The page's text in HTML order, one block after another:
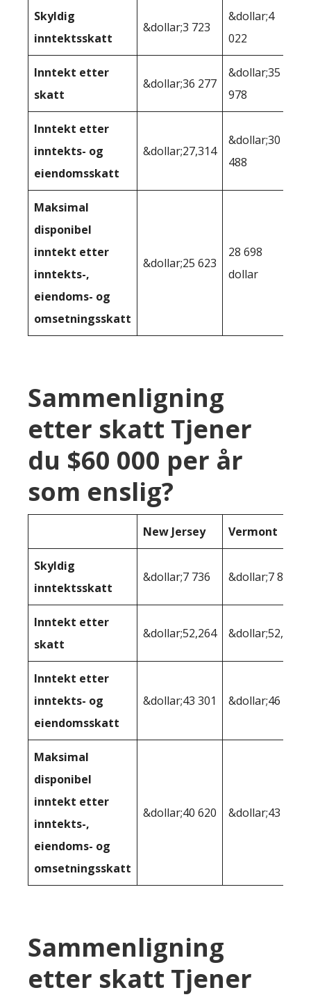
Skyldig
inntektsskatt
&dollar;3 723
&dollar;4
022
Inntekt etter
skatt
&dollar;36 277
&dollar;35
978
Inntekt etter
inntekts- og
eiendomsskatt
&dollar;27,314
&dollar;30
488
Maksimal
disponibel
inntekt etter
inntekts-,
eiendoms- og
omsetningsskatt
&dollar;25 623
28 698
dollar
Sammenligning
etter skatt Tjener
du $60 000 per år
som enslig?
New Jersey Vermont
Skyldig
inntektsskatt
&dollar;7 736 &dollar;7 891
Inntekt etter
skatt
&dollar;52,264 &dollar;52,109
Inntekt etter
inntekts- og
eiendomsskatt
&dollar;43 301 &dollar;46 619
Maksimal
disponibel
inntekt etter
inntekts-,
eiendoms- og
omsetningsskatt
&dollar;40 620 &dollar;43 881
Sammenligning
etter skatt Tjener